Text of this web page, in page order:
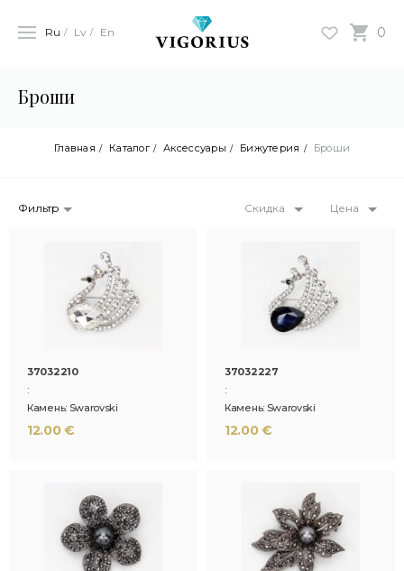
0
Ru Lv En
Броши
Главная Каталог Аксессуары Бижутерия Броши
Фильтр Скидка Цена
37032210
:
Камень: Swarovski
12.00 €
37032227
:
Камень: Swarovski
12.00 €